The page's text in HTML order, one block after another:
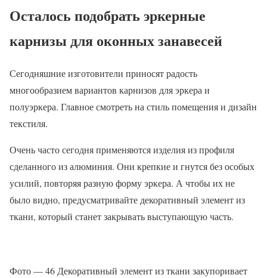
Осталось подобрать эркерные
карнизы для оконных занавесей
Сегодняшние изготовители приносят радость
многообразием вариантов карнизов для эркера и
полуэркера. Главное смотреть на стиль помещения и дизайн
текстиля.
Очень часто сегодня применяются изделия из профиля
сделанного из алюминия. Они крепкие и гнутся без особых
усилий, повторяя разную форму эркера. А чтобы их не
было видно, предусматривайте декоративный элемент из
ткани, который станет закрывать выступающую часть.
Фото — 46 Декоративный элемент из ткани закупоривает